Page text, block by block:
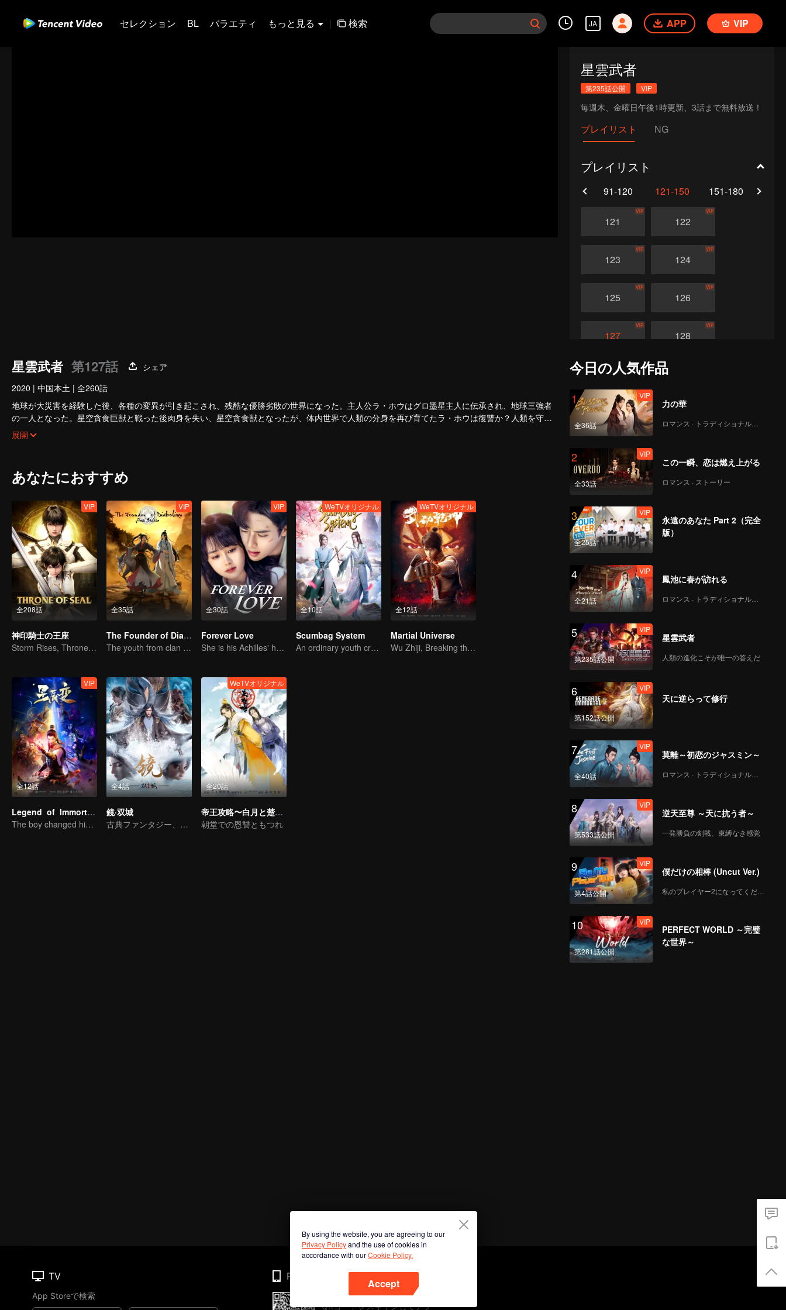
セレクション BL バラエティ もっと見る | 検索 JA APP VIP
星雲武者
第235話公開 VIP
毎週木、金曜日午後1時更新、3話まで無料放送！
プレイリスト NG
プレイリスト
91-120 121-150 151-180
121
VIP
122
VIP
123
VIP
124
VIP
125
VIP
126
VIP
127
VIP
128
VIP
129
VIP
131
VIP
132
133
135
VIP
136
137
VIP
138
139
VIP
141
VIP
142
143
VIP
144
147
VIP
149
VIP
150
星雲武者 第127話
シェア
2020 | 中国本土 | 全260話
地球が大災害を経験した後、各種の変異が引き起こされ、残酷な優勝劣敗の世界になった。主人公ラ・ホウはグロ墨星主人に伝承され、地球三強者
の一人となった。星空貪食巨獣と戦った後肉身を失い、星空貪食獣となったが、体内世界で人類の分身を再び育てたラ・ホウは復讐か？人類を守る
か？
展開
あなたにおすすめ
全208話
VIP
神印騎士の王座
Storm Rises, Throne Falls
全35話
VIP
The Founder of Diabolism
The youth from clan of cultivators killed the devils for the others
全30話
VIP
Forever Love
She is his Achilles' heel and his armor
全10話
WeTVオリジナル
Scumbag System
An ordinary youth crossing as a villain into the book and abusing the hero!
全12話
WeTVオリジナル
Martial Universe
Wu Zhiji, Breaking the Sky, Moving the Heaven and the Earth
全12話
VIP
Legend of Immortals
The boy changed his life into a king
全4話
鏡·双城
古典ファンタジー、感情燃え激動
全20話
WeTVオリジナル
帝王攻略〜白月と楚淵、戦う帝王〜
朝堂での恩讐ともつれ
今日の人気作品
1
全36話
VIP
力の華
ロマンス · トラディショナル・コスチューム
2
全33話
VIP
この一瞬、恋は燃え上がる
ロマンス · ストーリー
3
全25話
VIP
永遠のあなた Part 2（完全
版）
4
全21話
VIP
鳳池に春が訪れる
ロマンス · トラディショナル・コスチューム
5
第235話公開
VIP
星雲武者
人類の進化こそが唯一の答えだ
6
第152話公開
VIP
天に逆らって修行
7
全40話
VIP
莫離～初恋のジャスミン～
ロマンス · トラディショナル・コスチューム
8
第533話公開
VIP
逆天至尊 ～天に抗う者～
一発勝負の剣戟、束縛なき感覚
9
第4話公開
VIP
僕だけの相棒 (Uncut Ver.)
私のプレイヤー2になってください
10
第281話公開
VIP
PERFECT WORLD ～完璧
な世界～
By using the website, you are agreeing to our
Privacy Policyand the use of cookies in
accordance with ourCookie Policy.
Accept
TV
App Storeで検索
Phone
QRコードをスキャンしてアプ